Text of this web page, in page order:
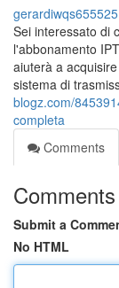
gerardiwqs655525
Sei interessato di
l'abbonamento
aiuterà a
sistema di
blogz.com/
completa
Comments
Comments
Submit a
No HTML